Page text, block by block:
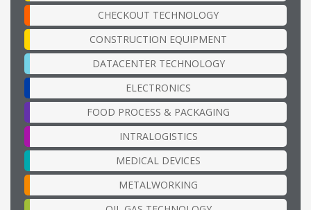
CHECKOUT TECHNOLOGY
CONSTRUCTION EQUIPMENT
DATACENTER TECHNOLOGY
ELECTRONICS
FOOD PROCESS & PACKAGING
INTRALOGISTICS
MEDICAL DEVICES
METALWORKING